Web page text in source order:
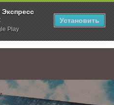
Play
Установить
“Электронная торговля - 2019”